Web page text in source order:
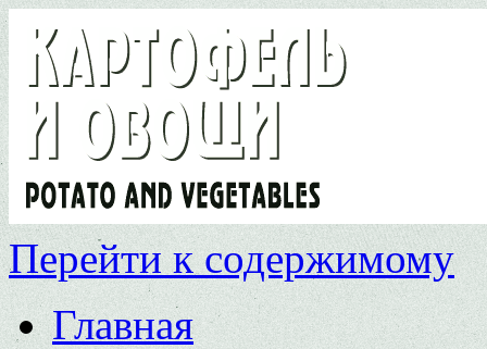
Перейти к содержимому
Главная